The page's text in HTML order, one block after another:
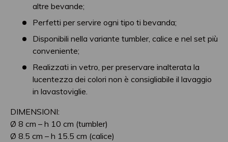
altre bevande;
Perfetti per servire ogni tipo ti bevanda;
Disponibili nella variante tumbler, calice e nel set più
conveniente;
Realizzati in vetro, per preservare inalterata la
lucentezza dei colori non è consigliabile il lavaggio
in lavastoviglie.
DIMENSIONI:
Ø 8 cm – h 10 cm (tumbler)
Ø 8.5 cm – h 15.5 cm (calice)